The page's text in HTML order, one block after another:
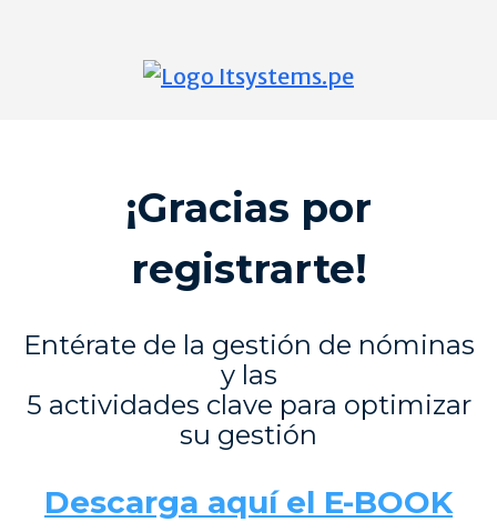
¡Gracias por
registrarte!
Entérate de la gestión de nóminas
y las
5 actividades clave para optimizar
su gestión
Descarga aquí el E-BOOK